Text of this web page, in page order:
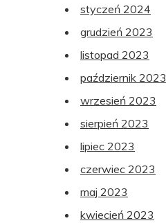
styczeń 2024
grudzień 2023
listopad 2023
październik 2023
wrzesień 2023
sierpień 2023
lipiec 2023
czerwiec 2023
maj 2023
kwiecień 2023